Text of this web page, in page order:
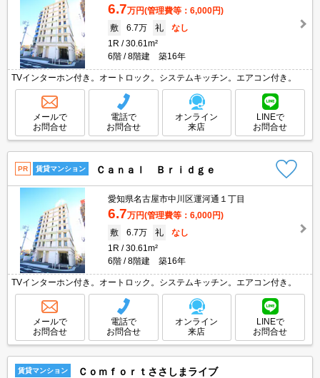
6.7万円(管理費等：6,000円)
敷
6.7万 礼
なし
1R
30.61m²
6階
8階建 築16年
TVインターホン付き。オートロック。システムキッチン。エアコン付き。
メールで
お問合せ
電話で
お問合せ
オンライン
来店
LINEで
お問合せ
PR 賃貸マンション Ｃａｎａｌ Ｂｒｉｄｇｅ
愛知県名古屋市中川区運河通１丁目
6.7万円(管理費等：6,000円)
敷
6.7万 礼
なし
1R
30.61m²
6階
8階建 築16年
TVインターホン付き。オートロック。システムキッチン。エアコン付き。
メールで
お問合せ
電話で
お問合せ
オンライン
来店
LINEで
お問合せ
賃貸マンション Ｃｏｍｆｏｒｔささしまライブ